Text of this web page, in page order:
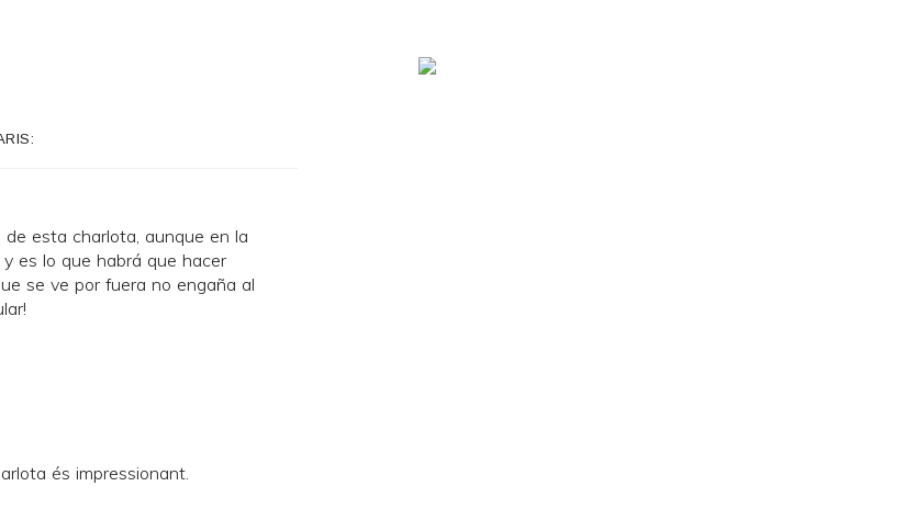
esta charlota, aunque en la
es lo que habrá que hacer
se ve por fuera no engaña al
és impressionant.